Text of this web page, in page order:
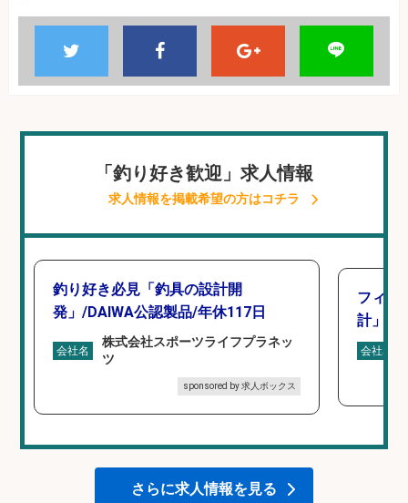
「釣り好き歓迎」求人情報
求人情報を掲載希望の方はコチラ
釣り好き必見「釣具の設計開
発」/DAIWA公認製品/年休117日
会社名
株式会社スポーツライフプラネッ
ツ
sponsored by 求人ボックス
フィッ
計」
会社名
さらに求人情報を見る